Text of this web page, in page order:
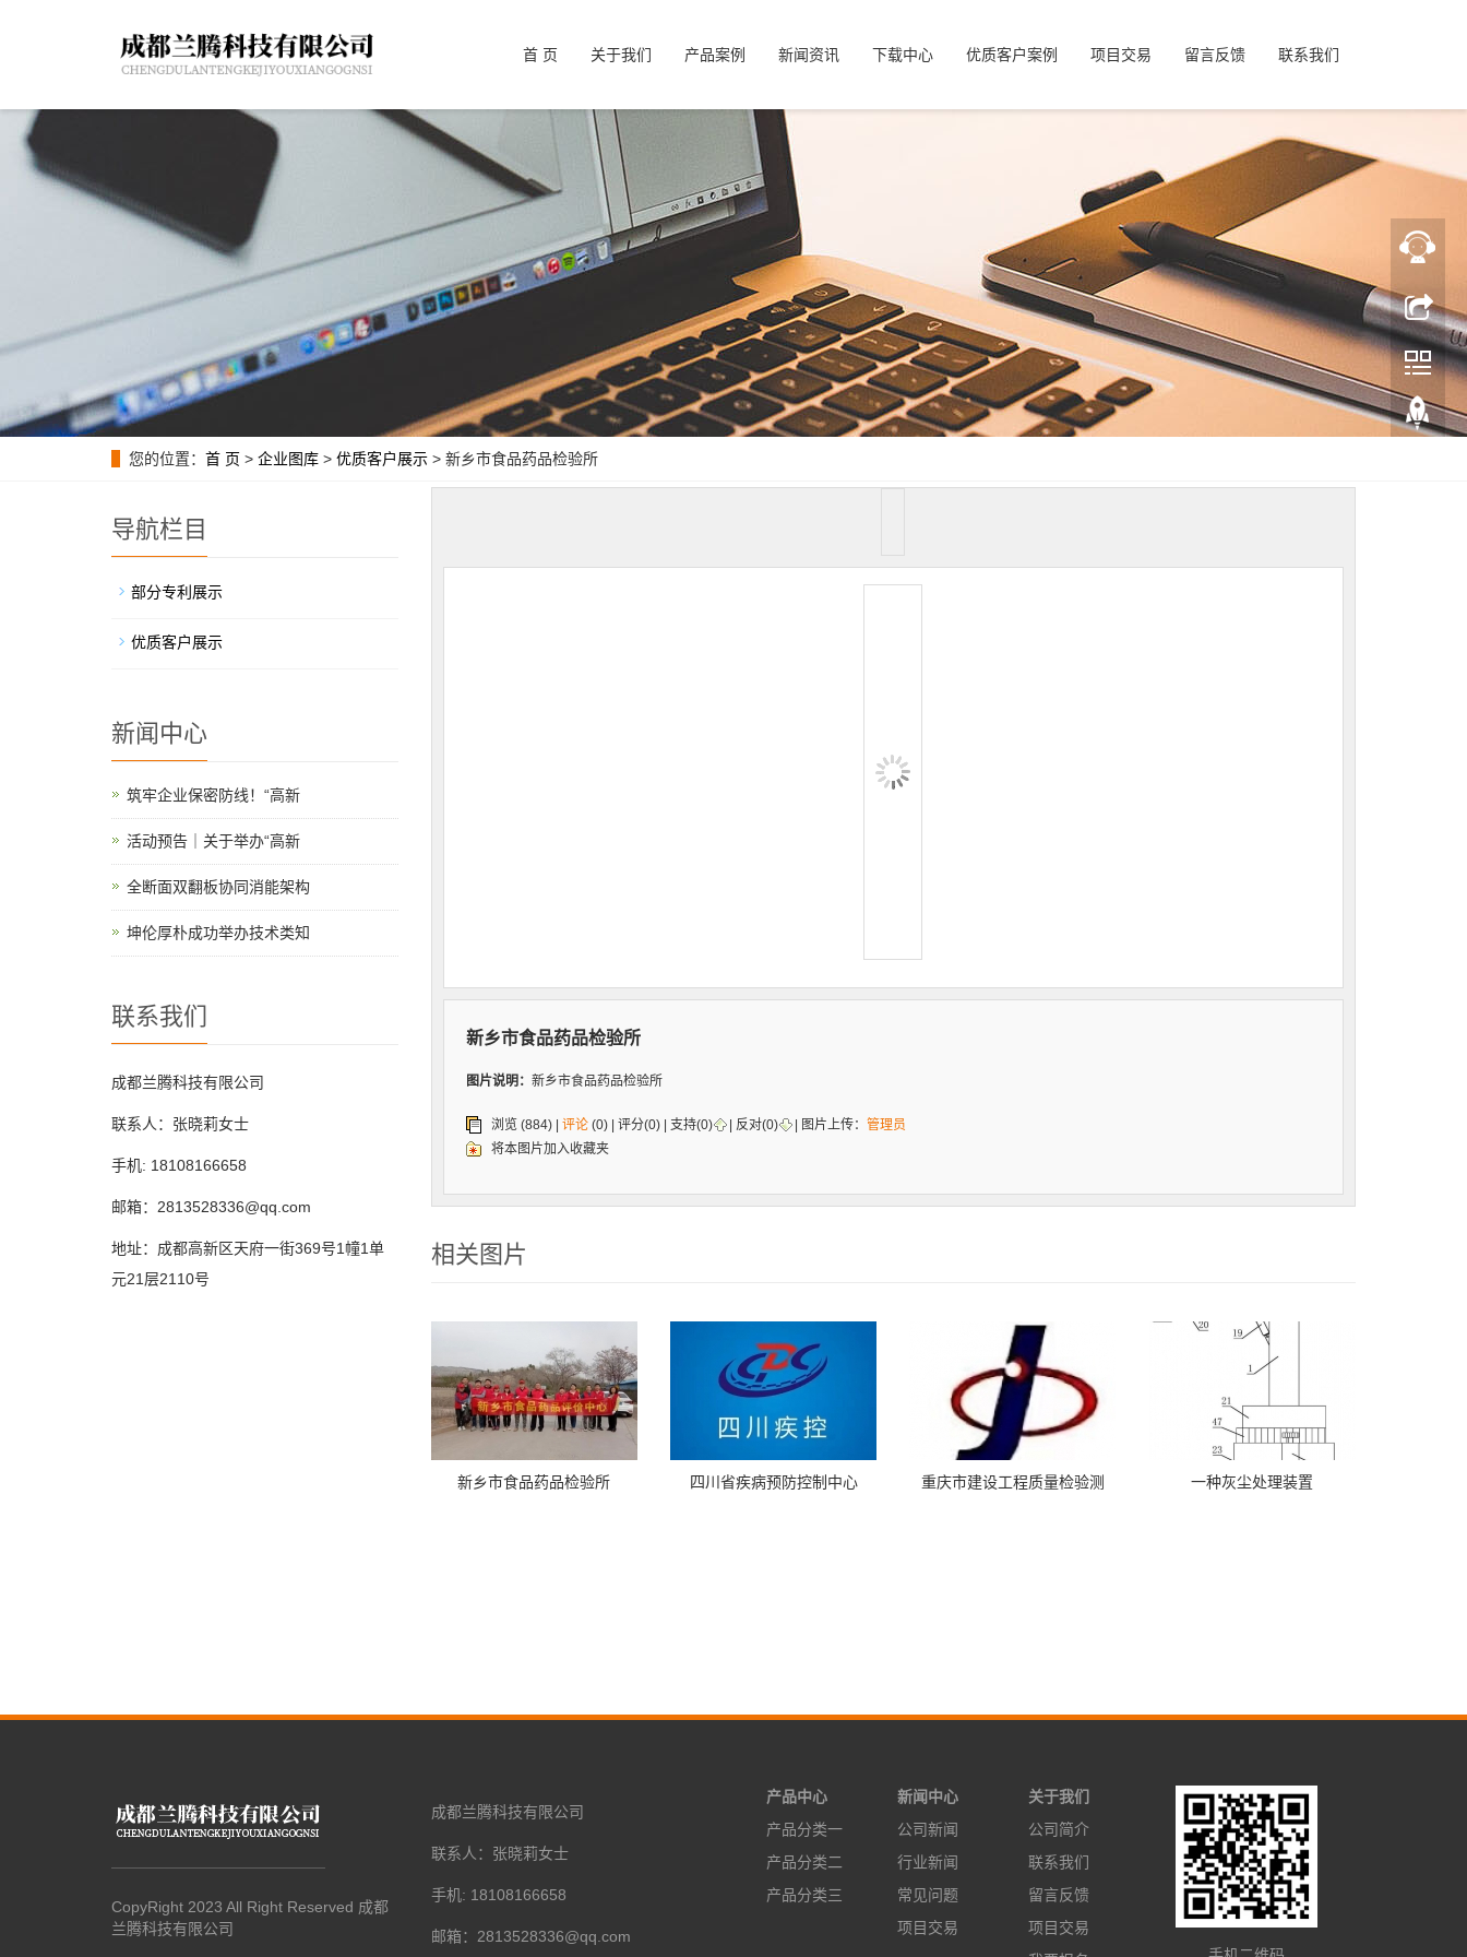
首 页 关于我们 产品案例 新闻资讯 下载中心 优质客户案例 项目交易 留言反馈 联系我们
您的位置： 首 页 > 企业图库 > 优质客户展示 > 新乡市食品药品检验所
新乡市食品药品检验所
图片说明： 新乡市食品药品检验所
浏览 (884) | 评论(0) | 评分(0) | 支持(0) 反对(0) | 图片上传： 管理员
将本图片加入收藏夹
相关图片
新乡市食品药品检验所 四川省疾病预防控制中心 重庆市建设工程质量检验测 一种灰尘处理装置
导航栏目
部分专利展示
优质客户展示
新闻中心
筑牢企业保密防线！“高新
活动预告｜关于举办“高新
全断面双翻板协同消能架构
坤伦厚朴成功举办技术类知
联系我们
成都兰腾科技有限公司
联系人：张晓莉女士
手机: 18108166658
邮箱：2813528336@qq.com
地址：成都高新区天府一街369号1幢1单
元21层2110号
CopyRight 2023 All Right Reserved 成都
兰腾科技有限公司
成都兰腾科技有限公司
联系人：张晓莉女士
手机: 18108166658
邮箱：2813528336@qq.com
产品中心
产品分类一
产品分类二
产品分类三
新闻中心
公司新闻
行业新闻
常见问题
项目交易
关于我们
公司简介
联系我们
留言反馈
项目交易